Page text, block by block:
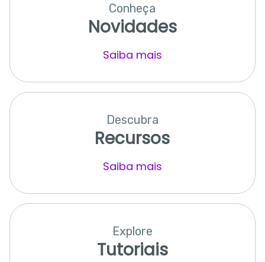
Conheça
Novidades
Saiba mais
Descubra
Recursos
Saiba mais
Explore
Tutoriais